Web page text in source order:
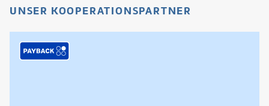
UNSER KOOPERATIONSPARTNER